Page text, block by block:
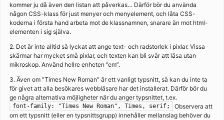
kommer ju då även den listan att påverkas… Därför bör du använda
någon CSS-klass för just menyer och menyelement, och låta CSS-
koderna i första hand arbeta mot de klassnamnen, snarare än mot html-
elementen i sig själva.
2. Det är inte alltid så lyckat att ange text- och radstorlek i pixlar. Vissa
skärmar har mycket små pixlar, och texten kan bli svår att läsa utan
mikroskop. Använd hellre enheten ”em”.
3. Även om ”Times New Roman” är ett vanligt typsnitt, så kan du inte ta
för givet att alla besökares webbläsare har det installerat. Därför bör du
ge några alternativa möjligheter när du anger typsnittet, t.ex.
font-family: "Times New Roman", Times, serif;
Observera att
om ett typsnitt (eller en typsnittsgrupp) innehåller mellanslag behöver du